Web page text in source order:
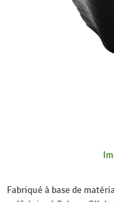
Fabriqué à base de